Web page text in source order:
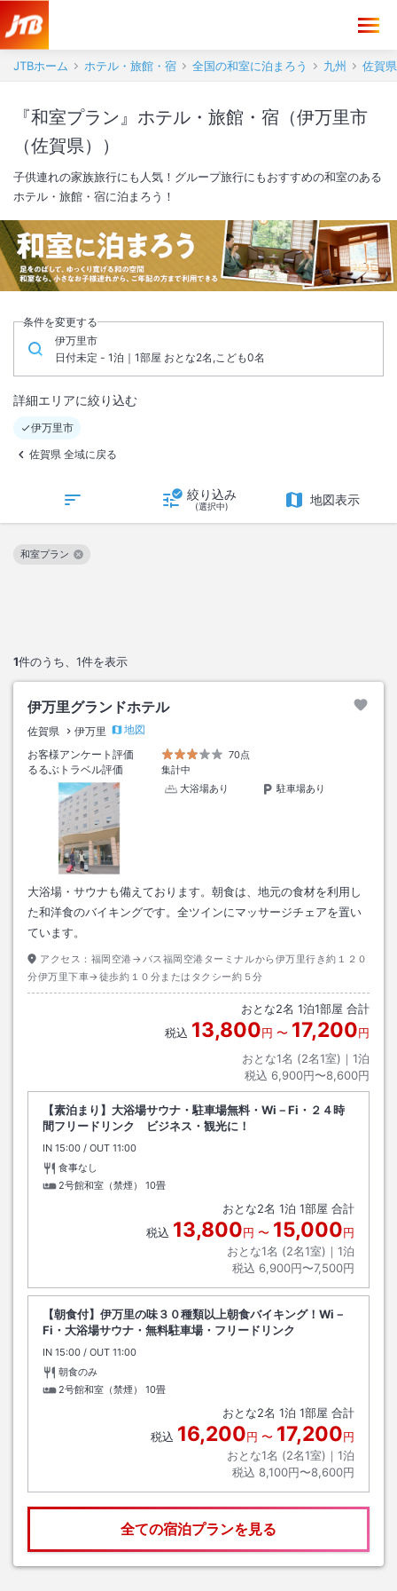
JTBホーム ホテル・旅館・宿 全国の和室に泊まろう 九州 佐賀県
『和室プラン』ホテル・旅館・宿（伊万里市
（佐賀県））
子供連れの家族旅行にも人気！グループ旅行にもおすすめの和室のある
ホテル・旅館・宿に泊まろう！
条件を変更する
伊万里市
日付未定 - 1泊｜1部屋 おとな2名,こども0名
詳細エリアに絞り込む
伊万里市
佐賀県 全域に戻る
絞り込み
(選択中) 地図表示
1件のうち、 1件を表示
和室プラン
この絞り込み条件を解除
伊万里グランドホテル
佐賀県 伊万里
地図
お客様アンケート評価
70点
るるぶトラベル評価
集計中
大浴場あり
駐車場あり
大浴場・サウナも備えております。朝食は、地元の食材を利用し
た和洋食のバイキングです。全ツインにマッサージチェアを置い
ています。
アクセス： 福岡空港→バス福岡空港ターミナルから伊万里行き約１２０
分伊万里下車→徒歩約１０分またはタクシー約５分
おとな2名 1泊1部屋 合計
税込 13,800円 〜 17,200円
おとな1名 (2名1室)｜ 1泊
税込 6,900円〜8,600円
【素泊まり】大浴場サウナ・駐車場無料・Wi－Fi・２４時
間フリードリンク ビジネス・観光に！
IN チェックイン
15:00 / OUT チェックアウト
11:00
食事なし
2号館和室（禁煙）
10畳
おとな2名 1泊 1部屋 合計
税込 13,800円 〜 15,000円
おとな1名 (2名1室)｜ 1泊
税込 6,900円〜7,500円
【朝食付】伊万里の味３０種類以上朝食バイキング！Wi－
Fi・大浴場サウナ・無料駐車場・フリードリンク
IN チェックイン
15:00 / OUT チェックアウト
11:00
朝食のみ
2号館和室（禁煙）
10畳
おとな2名 1泊 1部屋 合計
税込 16,200円 〜 17,200円
おとな1名 (2名1室)｜ 1泊
税込 8,100円〜8,600円
全ての宿泊プランを見る